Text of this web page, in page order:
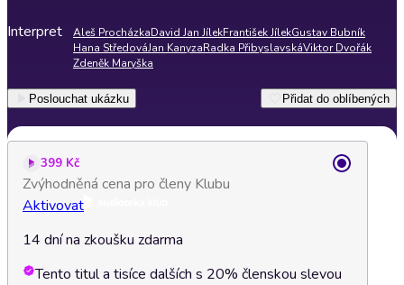
Interpret Aleš ProcházkaDavid Jan JílekFrantišek JílekGustav Bubník
Hana StředováJan KanyzaRadka PřibyslavskáViktor Dvořák
Zdeněk Maryška
Poslouchat ukázku Přidat do oblíbených
399 Kč
Zvýhodněná cena pro členy Klubu
Aktivovat
14 dní na zkoušku zdarma
Tento titul a tisíce dalších s 20% členskou slevou